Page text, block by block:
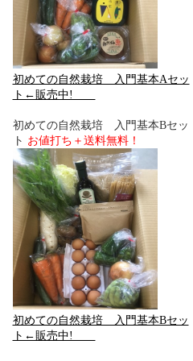
初めての自然栽培 入門基本Aセッ
ト←販売中!
初めての自然栽培 入門基本Bセッ
ト お値打ち＋送料無料！
初めての自然栽培 入門基本Bセッ
ト←販売中!